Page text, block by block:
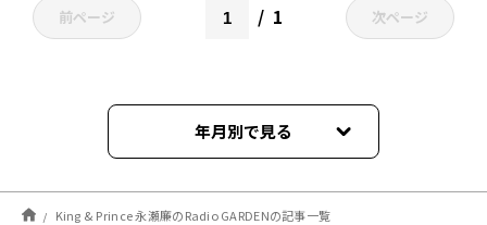
前ページ 1 次ページ
年月別で見る
2026年08月
King & Prince 永瀬廉のRadio GARDENの記事一覧